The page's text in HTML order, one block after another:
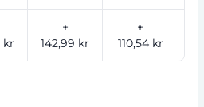
kr
+
142,99 kr
+
110,54 kr